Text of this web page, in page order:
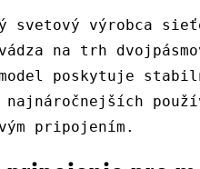
svetový výrobca
na trh
poskytuje
najnáročnejších
pripojením.